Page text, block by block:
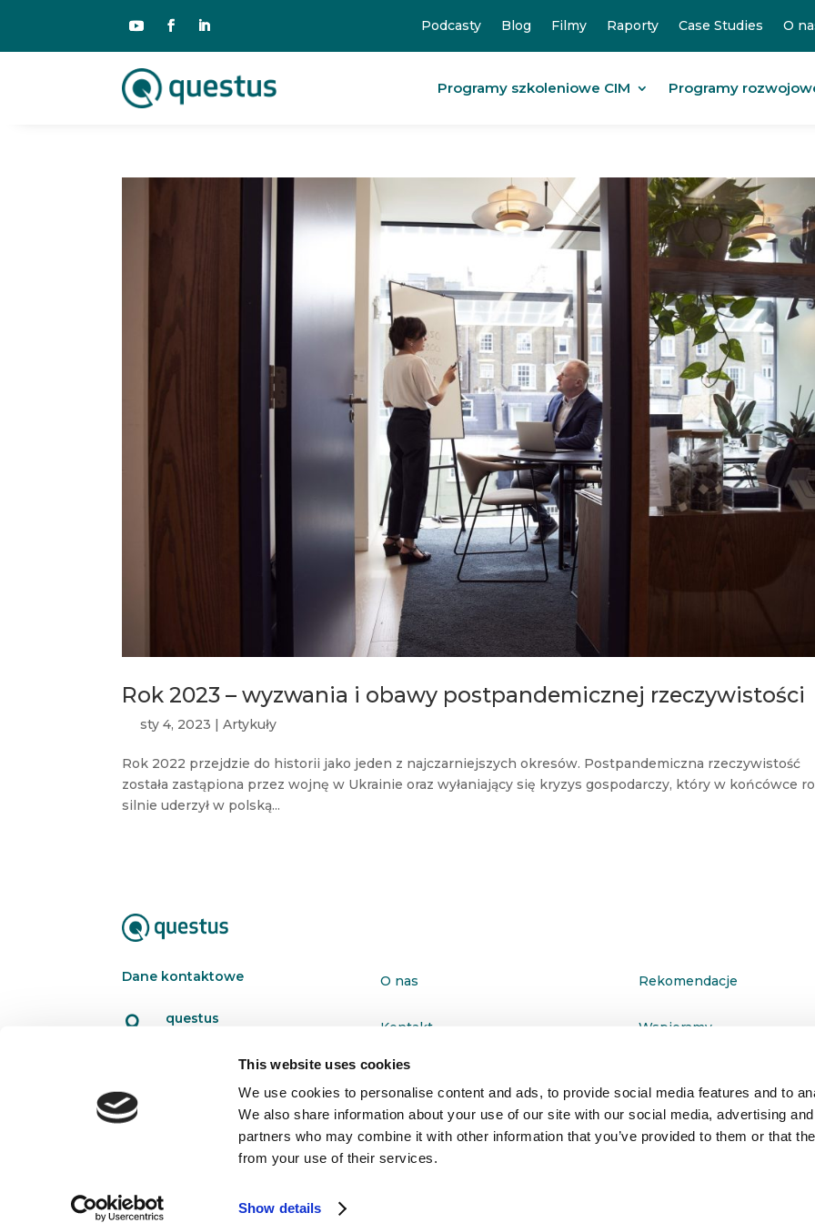
This website uses cookies
We use cookies to personalise content and ads, to provide social media features and to
We also share information about your use of our site with our social media, advertising
partners who may combine it with other information that you’ve provided to them or that
from your use of their services.
Show details
Podcasty Blog Filmy Raporty Case Studies O
Programy szkoleniowe CIM Programy
Rok 2023 – wyzwania i obawy postpandemicznej rzeczywistości
sty 4, 2023 |Artykuły
Rok 2022 przejdzie do historii jako jeden z najczarniejszych okresów. Postpandemiczna rzeczywistość
została zastąpiona przez wojnę w Ukrainie oraz wyłaniający się kryzys gospodarczy, który w końcówce
silnie uderzył w polską...
Dane kontaktowe

questus
91-811 Łódź
 601 098 038

O nas
Kontakt
Polityka prywatności
Rekomendacje
Wspieramy